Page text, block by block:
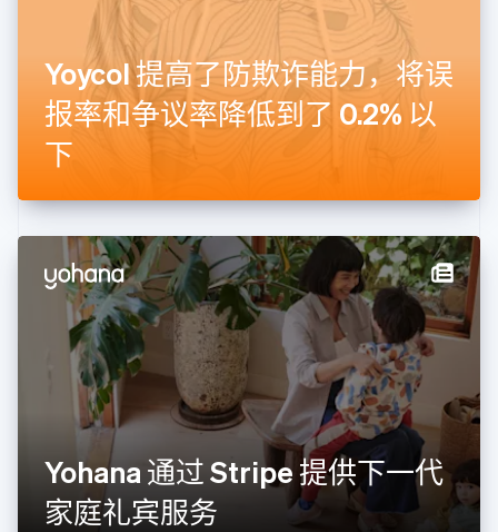
Yoycol 提高了防欺诈能力，将误
报率和争议率降低到了 0.2% 以
下
Yohana 通过 Stripe 提供下一代
家庭礼宾服务
芬兰
Svenska
荷兰
NederlandsEnglish
加拿大
English Français
捷克
克罗地亚
拉脱维亚
English
立陶宛
English
列支敦士登
Deutsch English
卢森堡
Français English
罗马尼亚
English
马尔他
English
马来西亚